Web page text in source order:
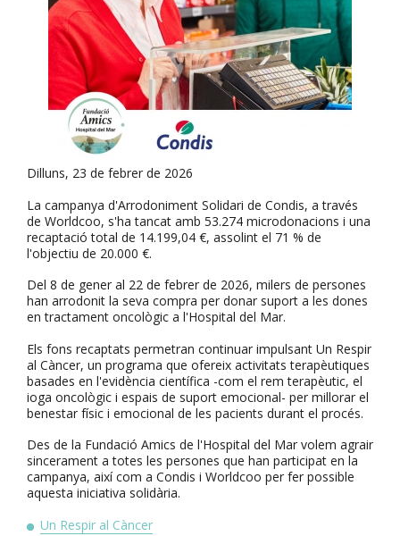
Dilluns, 23 de febrer de 2026
La campanya d'Arrodoniment Solidari de Condis, a través
de Worldcoo, s'ha tancat amb 53.274 microdonacions i una
recaptació total de 14.199,04 €, assolint el 71 % de
l'objectiu de 20.000 €.
Del 8 de gener al 22 de febrer de 2026, milers de persones
han arrodonit la seva compra per donar suport a les dones
en tractament oncològic a l'Hospital del Mar.
Els fons recaptats permetran continuar impulsant Un Respir
al Càncer, un programa que ofereix activitats terapèutiques
basades en l'evidència científica -com el rem terapèutic, el
ioga oncològic i espais de suport emocional- per millorar el
benestar físic i emocional de les pacients durant el procés.
Des de la Fundació Amics de l'Hospital del Mar volem agrair
sincerament a totes les persones que han participat en la
campanya, així com a Condis i Worldcoo per fer possible
aquesta iniciativa solidària.
Un Respir al Càncer